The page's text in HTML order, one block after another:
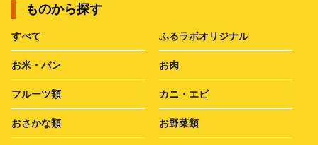
ものから探す
すべて ふるラボオリジナル
お米・パン お肉
フルーツ類 カニ・エビ
おさかな類 お野菜類